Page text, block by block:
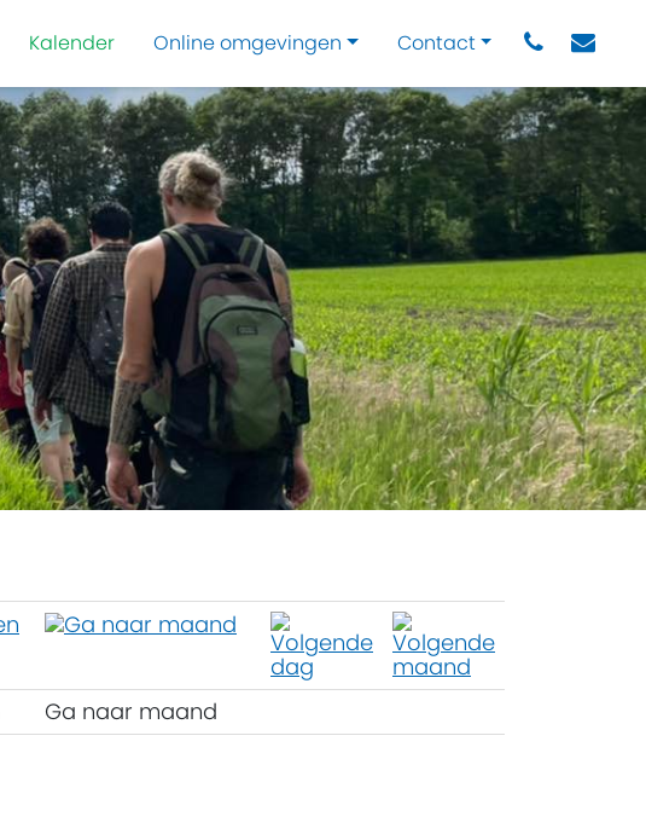
Kalender Online omgevingen Contact
Ga naar maand